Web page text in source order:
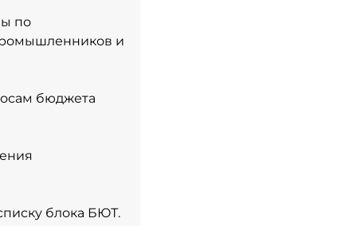
по
и
бюджета
блока БЮТ.